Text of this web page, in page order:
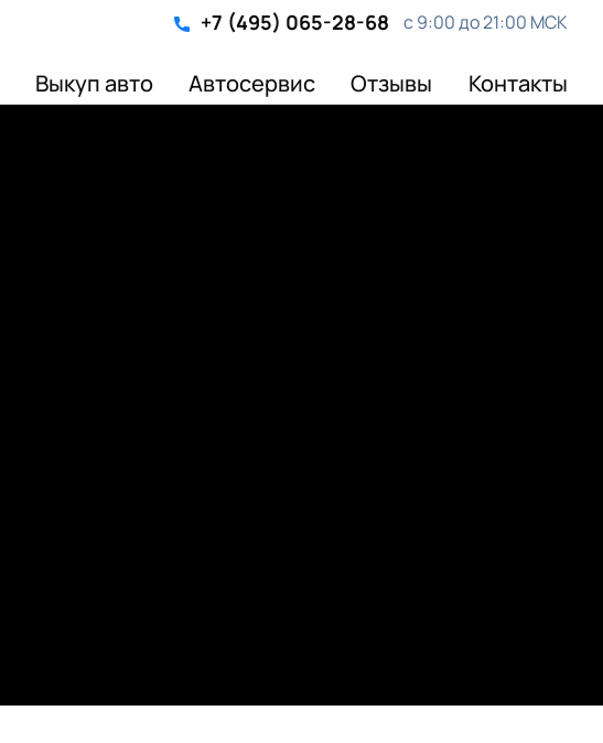
+7 (495) 065-28-68 с 9:00 до 21:00 МСК
Выкуп авто Автосервис Отзывы Контакты